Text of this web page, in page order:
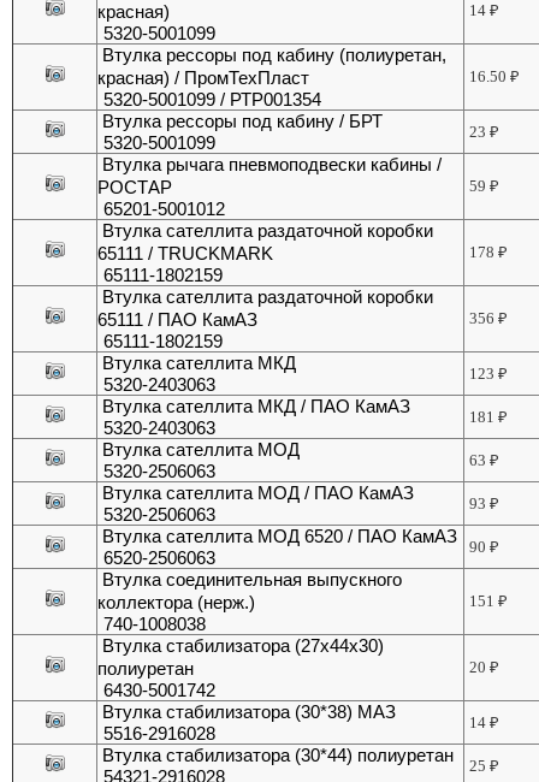
красная)
5320-5001099
14₽
Втулка рессоры под кабину (полиуретан,
красная) / ПромТехПласт
5320-5001099 / РТР001354
16.50₽
Втулка рессоры под кабину / БРТ
5320-5001099
23₽
Втулка рычага пневмоподвески кабины /
РОСТАР
65201-5001012
59₽
Втулка сателлита раздаточной коробки
65111 / TRUCKMARK
65111-1802159
178₽
Втулка сателлита раздаточной коробки
65111 / ПАО КамАЗ
65111-1802159
356₽
Втулка сателлита МКД
5320-2403063
123₽
Втулка сателлита МКД / ПАО КамАЗ
5320-2403063
181₽
Втулка сателлита МОД
5320-2506063
63₽
Втулка сателлита МОД / ПАО КамАЗ
5320-2506063
93₽
Втулка сателлита МОД 6520 / ПАО КамАЗ
6520-2506063
90₽
Втулка соединительная выпускного
коллектора (нерж.)
740-1008038
151₽
Втулка стабилизатора (27х44х30)
полиуретан
6430-5001742
20₽
Втулка стабилизатора (30*38) МАЗ
5516-2916028
14₽
Втулка стабилизатора (30*44) полиуретан
54321-2916028
25₽